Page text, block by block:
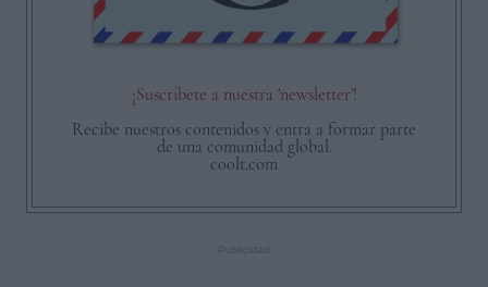
¡Suscríbete a nuestra 'newsletter'!
Recibe nuestros contenidos y entra a formar parte
de una comunidad global.
coolt.com